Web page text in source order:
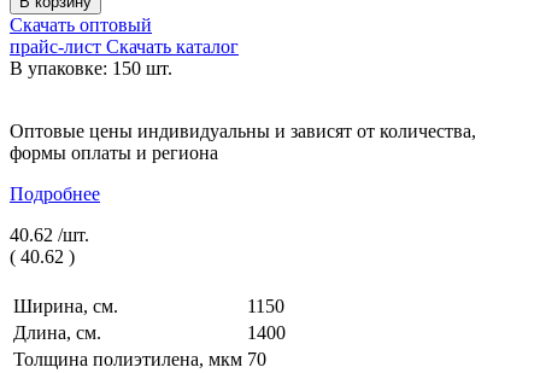
Скачать оптовый
прайс-лист Скачать каталог
В упаковке: 150 шт.
Оптовые цены индивидуальны и зависят от количества,
формы оплаты и региона
Подробнее
40.62 /шт.
( 40.62 )
Ширина, см.
1150
Длина, см.
1400
Толщина полиэтилена, мкм 70